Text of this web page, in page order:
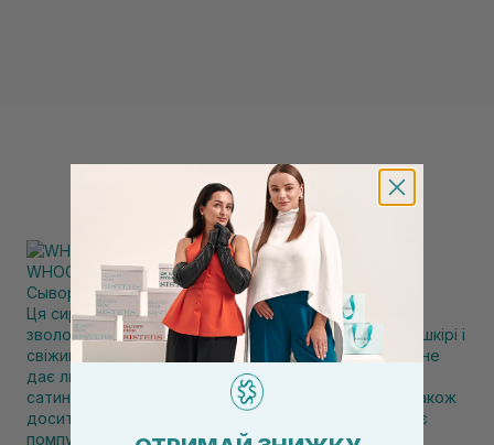
WHOCARES Shining C-Capsule Serum 30 мл
Сыворотка с витамином С
Ця сироватка одна з моїх фаворитів з віт.С.Класно
зволожує і наповнює шкіру,і дає чудове сяяння на шкірі і
свіжий вигляд обличчю.Має легку олійну текстуру,не
дає липкості і жирності. Навпаки обличчя наче
сатинове.Відносно швидко вбирається шкірою.А також
досить зручний формат пакування. Баночка яка має
помпу-це дуже зручно ! Варто спробувати💫